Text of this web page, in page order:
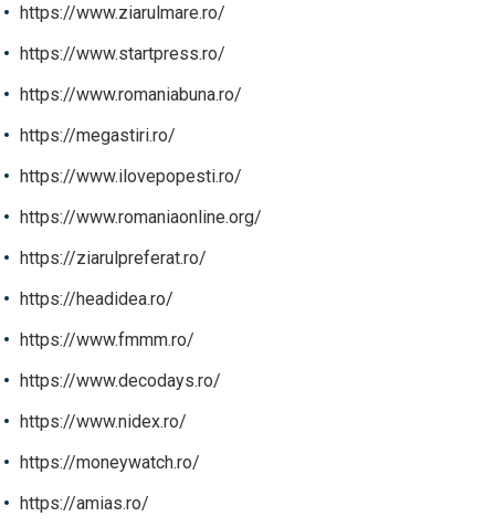
https://www.ziarulmare.ro/
https://www.startpress.ro/
https://www.romaniabuna.ro/
https://megastiri.ro/
https://www.ilovepopesti.ro/
https://www.romaniaonline.org/
https://ziarulpreferat.ro/
https://headidea.ro/
https://www.fmmm.ro/
https://www.decodays.ro/
https://www.nidex.ro/
https://moneywatch.ro/
https://amias.ro/